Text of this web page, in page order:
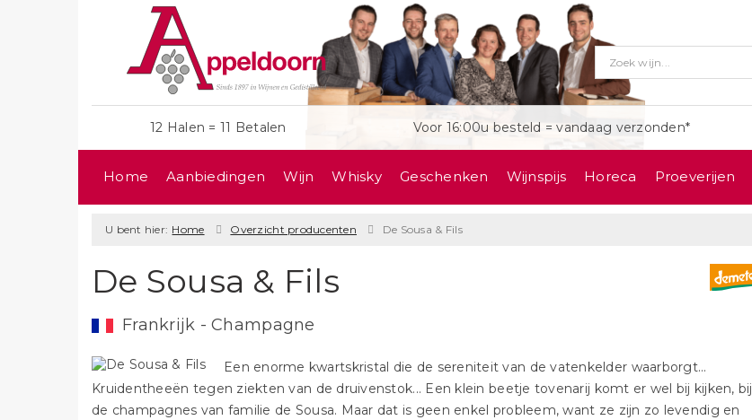
12 Halen = 11 Betalen Voor 16:00u besteld = vandaag verzonden*
Home Aanbiedingen Wijn Whisky Geschenken Wijnspijs Horeca Proeverijen
U bent hier: Home Overzicht producenten De Sousa & Fils
De Sousa & Fils
Frankrijk - Champagne
Een enorme kwartskristal die de sereniteit van de vatenkelder waarborgt...
Kruidentheeën tegen ziekten van de druivenstok... Een klein beetje tovenarij komt er wel bij kijken, bij
de champagnes van familie de Sousa. Maar dat is geen enkel probleem, want ze zijn zo levendig en